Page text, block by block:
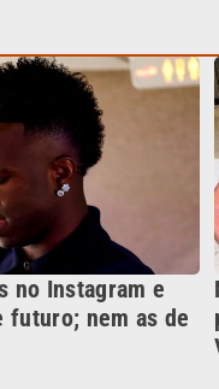
futuro; nem as de
na
de
CATEGORIAS